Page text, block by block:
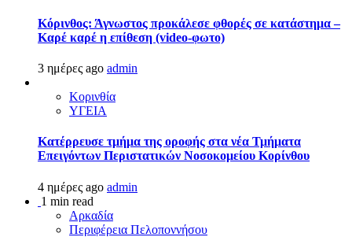
Κόρινθος: Άγνωστος προκάλεσε φθορές σε κατάστημα –
Καρέ καρέ η επίθεση (video-φωτο)
3 ημέρες ago admin
Κορινθία
ΥΓΕΙΑ
Kατέρρευσε τμήμα της οροφής στα νέα Τμήματα
Επειγόντων Περιστατικών Νοσοκομείου Κορίνθου
4 ημέρες ago admin
1 min read
Αρκαδία
Περιφέρεια Πελοποννήσου